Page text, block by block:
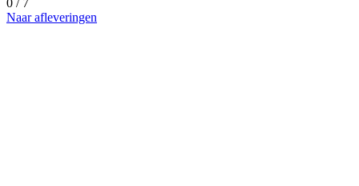
0 / 7
Naar afleveringen